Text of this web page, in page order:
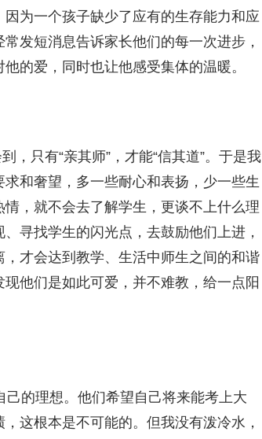
为一个孩子缺少了应有的生存能力和应
发短消息告诉家长他们的每一次进步，
的爱，同时也让他感受集体的温暖。
，只有“亲其师”，才能“信其道”。于是我
和奢望，多一些耐心和表扬，少一些生
，就不会去了解学生，更谈不上什么理
寻找学生的闪光点，去鼓励他们上进，
才会达到教学、生活中师生之间的和谐
他们是如此可爱，并不难教，给一点阳
的理想。他们希望自己将来能考上大
这根本是不可能的。但我没有泼冷水，